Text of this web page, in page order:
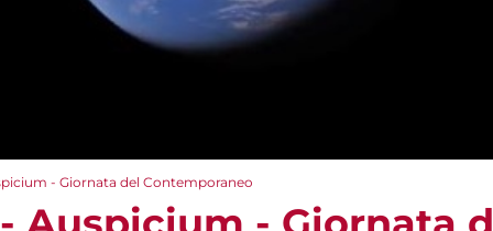
- Giornata del Contemporaneo